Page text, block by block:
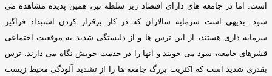
است.
اما در جامعه های دارای اقتصاد زیر سلطه نیز، همین پدیده مشاهده می
شود
بدیهی است سرمایه سالاران که در کار برقرار کردن استبداد فراگیر
سرمایه داری هستند، از این ترس ها و از دلبستگی شدید به موقعیت اجتماعی
قشرهای جامعه، سود می جویند و آنها را در خدمت خویش نگاه می دارند
ترس
بقدری شدید است که اکثریت بزرگ جامعه ها را از تشدید آلودگی محیط زیست